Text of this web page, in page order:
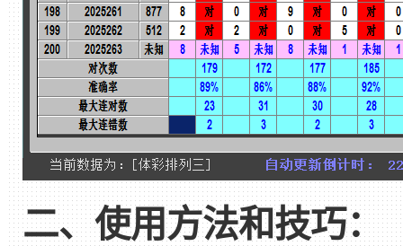
二、使用方法和技巧：